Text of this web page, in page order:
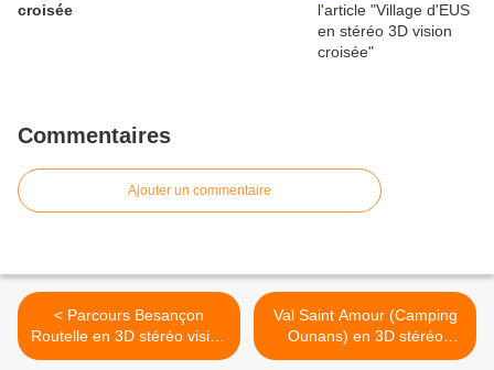
croisée
Commentaires
Ajouter un commentaire
< Parcours Besançon
Routelle en 3D stéréo vision
croisée
Val Saint Amour (Camping
Ounans) en 3D stéréo
vision croisée >